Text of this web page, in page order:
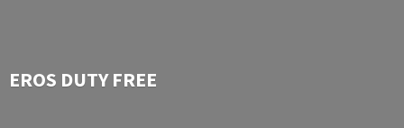
EROS DUTY FREE